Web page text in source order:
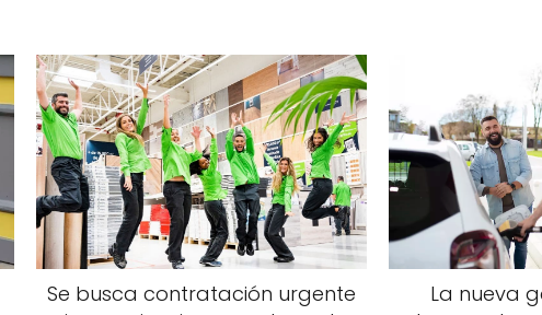
Se busca contratación urgente
La nueva